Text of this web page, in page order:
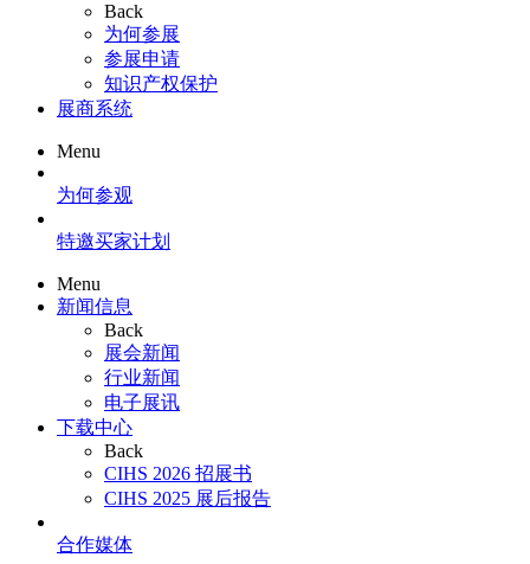
Back
为何参展
参展申请
知识产权保护
展商系统
Menu
为何参观
特邀买家计划
Menu
新闻信息
Back
展会新闻
行业新闻
电子展讯
下载中心
Back
CIHS 2026 招展书
CIHS 2025 展后报告
合作媒体